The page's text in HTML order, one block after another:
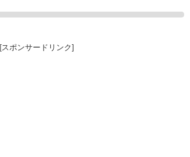
[スポンサードリンク]